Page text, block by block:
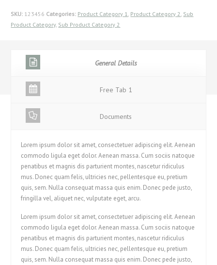
SKU: 123456 Categories: Product Category 1 Product Category 2 Sub
Product Category, Sub Product Category 2
General Details
Free Tab 1
Documents
Lorem ipsum dolor sit amet, consectetuer adipiscing elit. Aenean
commodo ligula eget dolor. Aenean massa. Cum sociis natoque
penatibus et magnis dis parturient montes, nascetur ridiculus
mus. Donec quam felis, ultricies nec, pellentesque eu, pretium
quis, sem. Nulla consequat massa quis enim. Donec pede justo,
fringilla vel, aliquet nec, vulputate eget, arcu.
Lorem ipsum dolor sit amet, consectetuer adipiscing elit. Aenean
commodo ligula eget dolor. Aenean massa. Cum sociis natoque
penatibus et magnis dis parturient montes, nascetur ridiculus
mus. Donec quam felis, ultricies nec, pellentesque eu, pretium
quis, sem. Nulla consequat massa quis enim. Donec pede justo,